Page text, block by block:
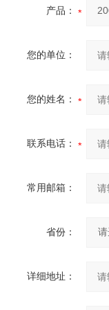
产品：
您的单位：
您的姓名：
联系电话：
常用邮箱：
省份：
详细地址：